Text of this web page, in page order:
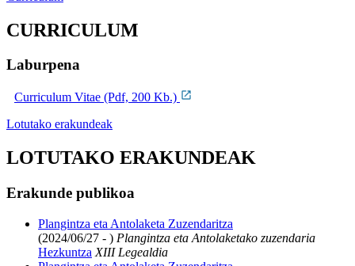
CURRICULUM
Laburpena
Curriculum Vitae (Pdf, 200 Kb.)
Lotutako erakundeak
LOTUTAKO ERAKUNDEAK
Erakunde publikoa
Plangintza eta Antolaketa Zuzendaritza
(2024/06/27 - ) Plangintza eta Antolaketako zuzendaria
Hezkuntza XIII Legealdia